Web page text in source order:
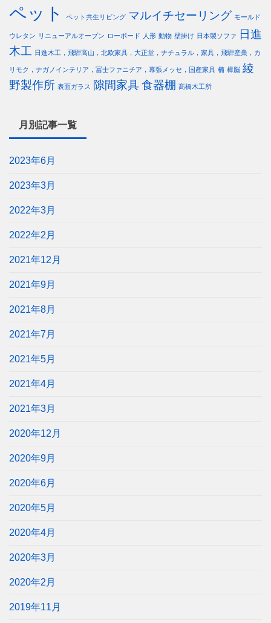
ペット ペット共生リビング マルイチセーリング モールド
ウレタン リニューアルオープン ローボード 人形 動物 壁掛け 日本製ソファ
日進
木工 日進木工，飛騨高山，北欧家具，大正堂，ナチュラル，家具，飛騨産業，カ
リモク，ナガノインテリア，冨士ファニチア，幕張メッセ，国産家具 楠 樟脳 綾
野製作所 表面ガラス 隙間家具食器棚 髙橋木工所
月別記事一覧
2023年6月
2023年3月
2022年3月
2022年2月
2021年12月
2021年9月
2021年8月
2021年7月
2021年5月
2021年4月
2021年3月
2020年12月
2020年9月
2020年6月
2020年5月
2020年4月
2020年3月
2020年2月
2019年11月